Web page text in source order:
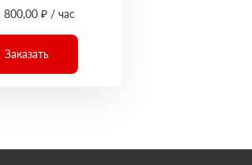
800,00 ₽ / час
Заказать